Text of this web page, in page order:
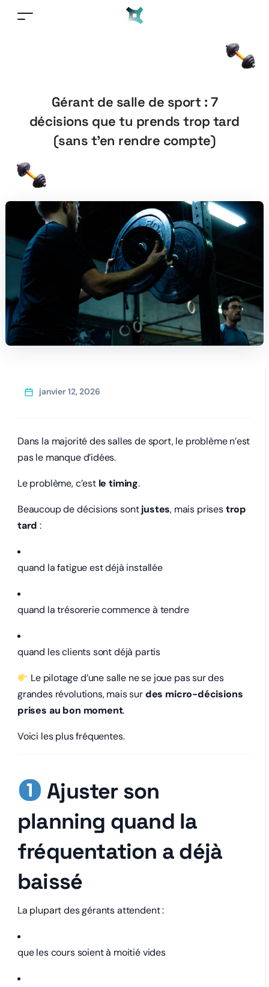
Gérant de salle de sport : 7
décisions que tu prends trop tard
(sans t’en rendre compte)
janvier 12, 2026
Dans la majorité des salles de sport, le problème n’est
pas le manque d’idées.
Le problème, c’est le timing.
Beaucoup de décisions sontjustes, mais prisestrop
tard :
quand la fatigue est déjà installée
quand la trésorerie commence à tendre
quand les clients sont déjà partis
Le pilotage d’une salle ne se joue pas sur des
grandes révolutions, mais surdes micro-décisions
prises au bon moment.
Voici les plus fréquentes.
Ajuster son
planning quand la
fréquentation a déjà
baissé
La plupart des gérants attendent :
que les cours soient à moitié vides